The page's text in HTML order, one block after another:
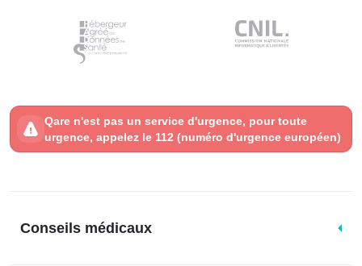
Qare n'est pas un service d'urgence, pour toute
urgence, appelez le 112 (numéro d'urgence européen)
Conseils médicaux